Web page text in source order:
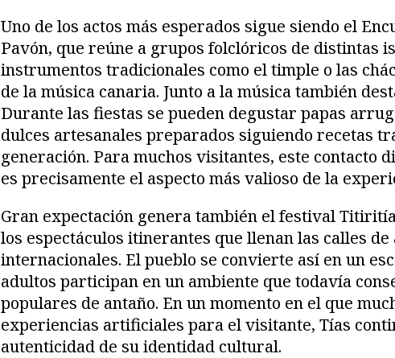
Uno de los actos más esperados sigue siendo el
Pavón, que reúne a grupos folclóricos de distintas
instrumentos tradicionales como el timple o las
de la música canaria. Junto a la música también
Durante las fiestas se pueden degustar papas
dulces artesanales preparados siguiendo recetas
generación. Para muchos visitantes, este contacto
es precisamente el aspecto más valioso de la
Gran expectación genera también el festival
los espectáculos itinerantes que llenan las calles
internacionales. El pueblo se convierte así en un
adultos participan en un ambiente que todavía
populares de antaño. En un momento en el que
experiencias artificiales para el visitante, Tías
autenticidad de su identidad cultural.